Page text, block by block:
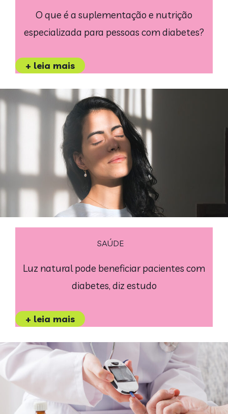
O que é a suplementação e nutrição
especializada para pessoas com diabetes?
+ leia mais
SAÚDE
Luz natural pode beneficiar pacientes com
diabetes, diz estudo
+ leia mais